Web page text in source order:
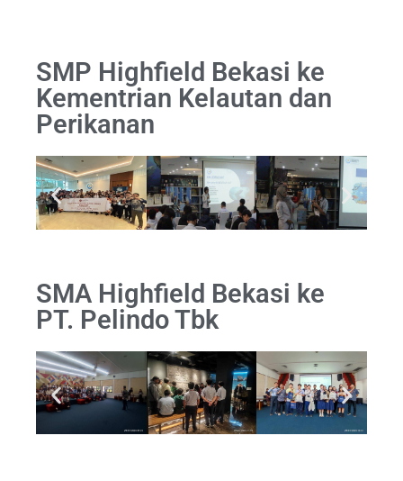
SMP Highfield Bekasi ke
Kementrian Kelautan dan
Perikanan
SMA Highfield Bekasi ke
PT. Pelindo Tbk